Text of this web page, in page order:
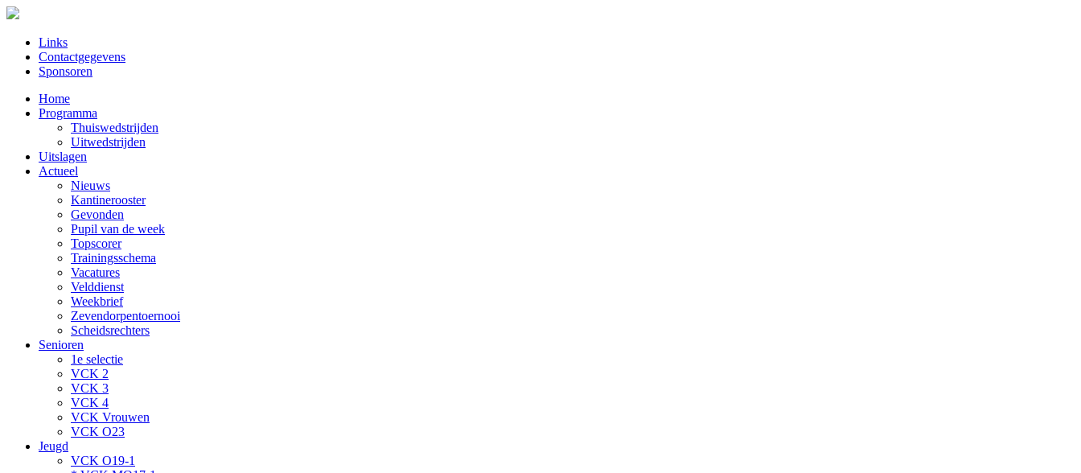
Links
Contactgegevens
Sponsoren
Home
Programma
Thuiswedstrijden
Uitwedstrijden
Uitslagen
Actueel
Nieuws
Kantinerooster
Gevonden
Pupil van de week
Topscorer
Trainingsschema
Vacatures
Velddienst
Weekbrief
Zevendorpentoernooi
Scheidsrechters
Senioren
1e selectie
VCK 2
VCK 3
VCK 4
VCK Vrouwen
VCK O23
Jeugd
VCK O19-1